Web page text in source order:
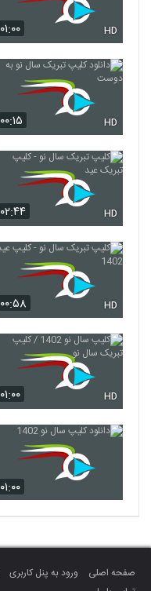
۰۱:۰۰ HD
۰۰:۱۵ HD
۰۲:۴۴ HD
۰۰:۵۸ HD
۰۱:۰۰ HD
۰۱:۰۰
صفحه اصلی ورود به پنل کاربری